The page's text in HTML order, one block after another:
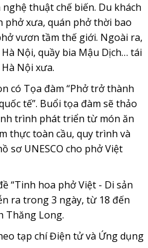
thuật chế biến. Du khách
phở xưa, quán phở thời bao
vươn tầm thế giới. Ngoài ra,
Nội, quầy bia Mậu Dịch… tái
Nội xưa.
có Tọa đàm “Phở trở thành
tế”. Buổi tọa đàm sẽ thảo
trình phát triển từ món ăn
thực toàn cầu, quy trình và
sơ UNESCO cho phở Việt
“Tinh hoa phở Việt - Di sản
ra trong 3 ngày, từ 18 đến
Thăng Long.
tạp chí Điện tử và Ứng dụng